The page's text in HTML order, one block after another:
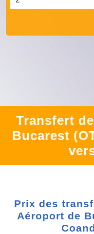
Transfert
Bucarest
Prix des
Aéroport de